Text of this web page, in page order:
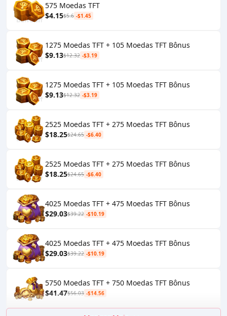
575 Moedas TFT
$4.15$5.6 -$1.45
1275 Moedas TFT + 105 Moedas TFT Bônus
$9.13$12.32 -$3.19
1275 Moedas TFT + 105 Moedas TFT Bônus
$9.13$12.32 -$3.19
2525 Moedas TFT + 275 Moedas TFT Bônus
$18.25$24.65 -$6.40
2525 Moedas TFT + 275 Moedas TFT Bônus
$18.25$24.65 -$6.40
4025 Moedas TFT + 475 Moedas TFT Bônus
$29.03$39.22 -$10.19
4025 Moedas TFT + 475 Moedas TFT Bônus
$29.03$39.22 -$10.19
5750 Moedas TFT + 750 Moedas TFT Bônus
$41.47$56.03 -$14.56